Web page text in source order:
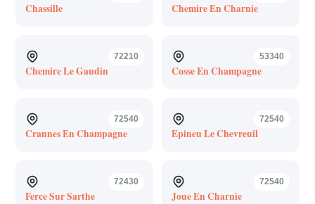
Chassille Chemire En Charnie
72210
Chemire Le Gaudin
53340
Cosse En Champagne
72540
Crannes En Champagne
72540
Epineu Le Chevreuil
72430
Ferce Sur Sarthe
72540
Joue En Charnie